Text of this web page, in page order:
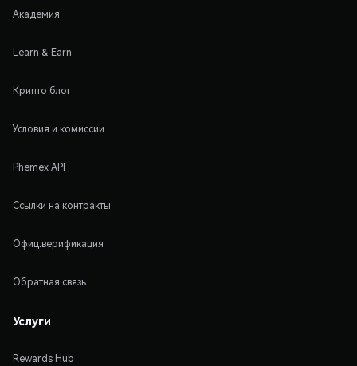
Академия
Learn & Earn
Крипто блог
Условия и комиссии
Phemex API
Ссылки на контракты
Офиц.верификация
Обратная связь
Услуги
Rewards Hub